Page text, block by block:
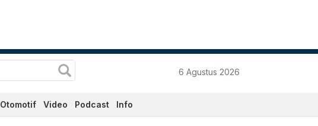
6 Agustus 2026
Otomotif Video Podcast Info